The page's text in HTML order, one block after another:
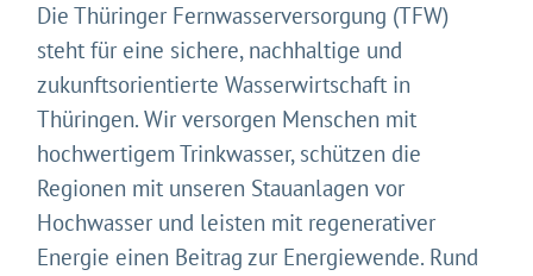
Die Thüringer Fernwasserversorgung (TFW)
steht für eine sichere, nachhaltige und
zukunftsorientierte Wasserwirtschaft in
Thüringen. Wir versorgen Menschen mit
hochwertigem Trinkwasser, schützen die
Regionen mit unseren Stauanlagen vor
Hochwasser und leisten mit regenerativer
Energie einen Beitrag zur Energiewende. Rund